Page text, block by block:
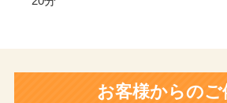
お客様からのご